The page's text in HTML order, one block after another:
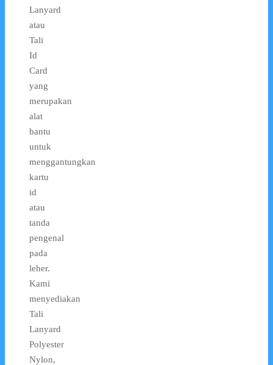
Lanyard
atau
Tali
Id
Card
yang
merupakan
alat
bantu
untuk
menggantungkan
kartu
id
atau
tanda
pengenal
pada
leher.
Kami
menyediakan
Tali
Lanyard
Polyester
Nylon,